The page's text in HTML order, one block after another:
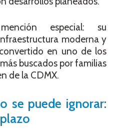
especial: su
moderna y
en uno de los
buscados por familias
de la CDMX.
se puede ignorar: